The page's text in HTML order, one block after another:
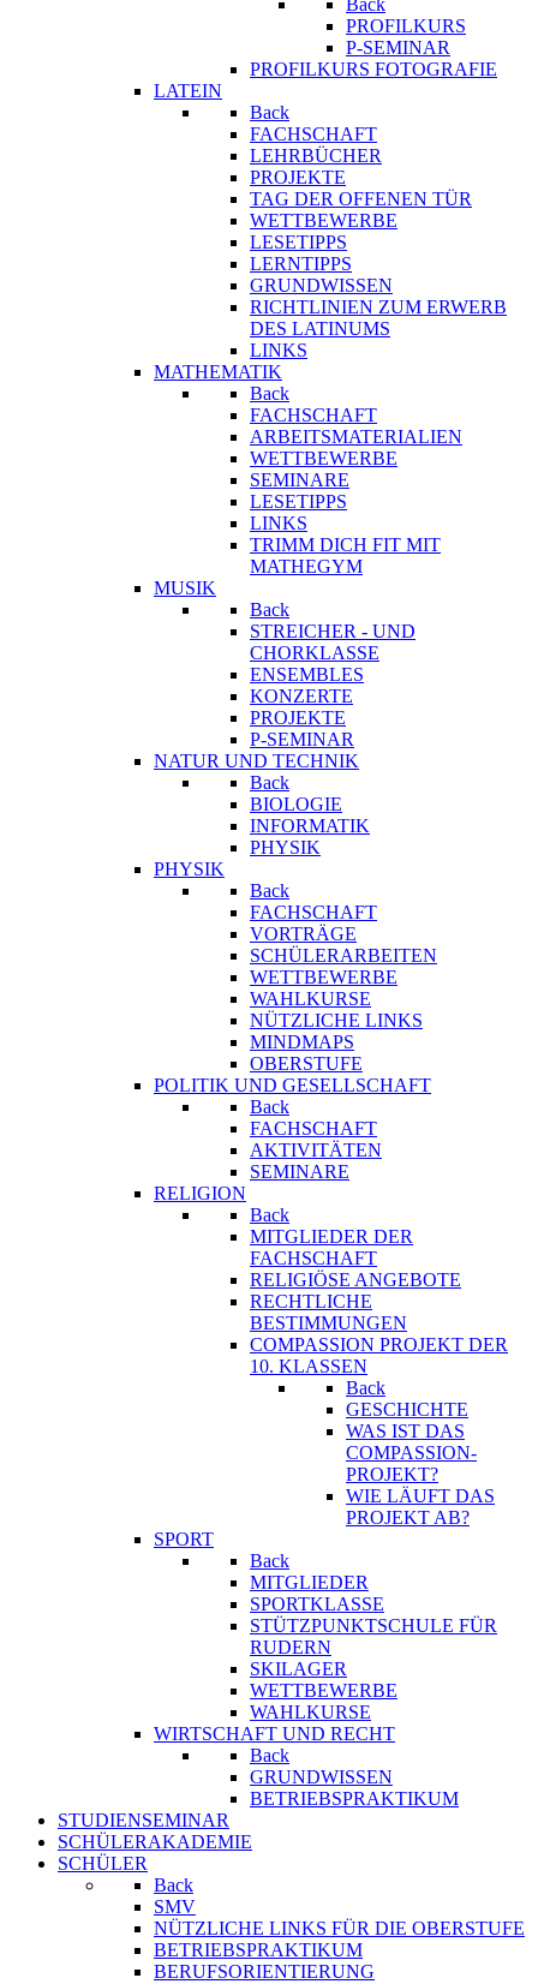
Back
PROFILKURS
P-SEMINAR
PROFILKURS FOTOGRAFIE
LATEIN
Back
FACHSCHAFT
LEHRBÜCHER
PROJEKTE
TAG DER OFFENEN TÜR
WETTBEWERBE
LESETIPPS
LERNTIPPS
GRUNDWISSEN
RICHTLINIEN ZUM ERWERB
DES LATINUMS
LINKS
MATHEMATIK
Back
FACHSCHAFT
ARBEITSMATERIALIEN
WETTBEWERBE
SEMINARE
LESETIPPS
LINKS
TRIMM DICH FIT MIT
MATHEGYM
MUSIK
Back
STREICHER - UND
CHORKLASSE
ENSEMBLES
KONZERTE
PROJEKTE
P-SEMINAR
NATUR UND TECHNIK
Back
BIOLOGIE
INFORMATIK
PHYSIK
PHYSIK
Back
FACHSCHAFT
VORTRÄGE
SCHÜLERARBEITEN
WETTBEWERBE
WAHLKURSE
NÜTZLICHE LINKS
MINDMAPS
OBERSTUFE
POLITIK UND GESELLSCHAFT
Back
FACHSCHAFT
AKTIVITÄTEN
SEMINARE
RELIGION
Back
MITGLIEDER DER
FACHSCHAFT
RELIGIÖSE ANGEBOTE
RECHTLICHE
BESTIMMUNGEN
COMPASSION PROJEKT DER
10. KLASSEN
Back
GESCHICHTE
WAS IST DAS
COMPASSION-
PROJEKT?
WIE LÄUFT DAS
PROJEKT AB?
SPORT
Back
MITGLIEDER
SPORTKLASSE
STÜTZPUNKTSCHULE FÜR
RUDERN
SKILAGER
WETTBEWERBE
WAHLKURSE
WIRTSCHAFT UND RECHT
Back
GRUNDWISSEN
BETRIEBSPRAKTIKUM
STUDIENSEMINAR
SCHÜLERAKADEMIE
SCHÜLER
Back
SMV
NÜTZLICHE LINKS FÜR DIE OBERSTUFE
BETRIEBSPRAKTIKUM
BERUFSORIENTIERUNG